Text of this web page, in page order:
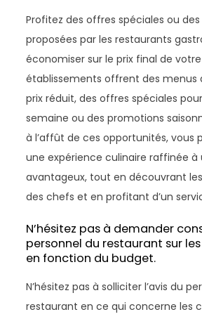
Profitez des offres spéciales ou
proposées par les restaurants
économiser sur le prix final de
établissements offrent des menus
prix réduit, des offres spéciales
semaine ou des promotions
à l’affût de ces opportunités, vous
une expérience culinaire raffinée à
avantageux, tout en découvrant
des chefs et en profitant d’un
N’hésitez pas à demander
personnel du restaurant sur
en fonction du budget.
N’hésitez pas à solliciter l’avis du
restaurant en ce qui concerne les